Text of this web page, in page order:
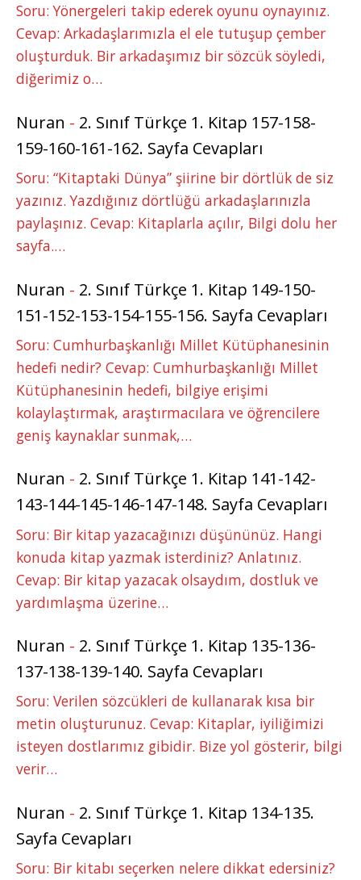
Soru: Yönergeleri takip ederek oyunu oynayınız.
Cevap: Arkadaşlarımızla el ele tutuşup çember
oluşturduk. Bir arkadaşımız bir sözcük söyledi,
diğerimiz o…
Nuran - 2. Sınıf Türkçe 1. Kitap 157-158-
159-160-161-162. Sayfa Cevapları
Soru: “Kitaptaki Dünya” şiirine bir dörtlük de siz
yazınız. Yazdığınız dörtlüğü arkadaşlarınızla
paylaşınız. Cevap: Kitaplarla açılır, Bilgi dolu her
sayfa.…
Nuran - 2. Sınıf Türkçe 1. Kitap 149-150-
151-152-153-154-155-156. Sayfa Cevapları
Soru: Cumhurbaşkanlığı Millet Kütüphanesinin
hedefi nedir? Cevap: Cumhurbaşkanlığı Millet
Kütüphanesinin hedefi, bilgiye erişimi
kolaylaştırmak, araştırmacılara ve öğrencilere
geniş kaynaklar sunmak,…
Nuran - 2. Sınıf Türkçe 1. Kitap 141-142-
143-144-145-146-147-148. Sayfa Cevapları
Soru: Bir kitap yazacağınızı düşününüz. Hangi
konuda kitap yazmak isterdiniz? Anlatınız.
Cevap: Bir kitap yazacak olsaydım, dostluk ve
yardımlaşma üzerine…
Nuran - 2. Sınıf Türkçe 1. Kitap 135-136-
137-138-139-140. Sayfa Cevapları
Soru: Verilen sözcükleri de kullanarak kısa bir
metin oluşturunuz. Cevap: Kitaplar, iyiliğimizi
isteyen dostlarımız gibidir. Bize yol gösterir, bilgi
verir…
Nuran - 2. Sınıf Türkçe 1. Kitap 134-135.
Sayfa Cevapları
Soru: Bir kitabı seçerken nelere dikkat edersiniz?